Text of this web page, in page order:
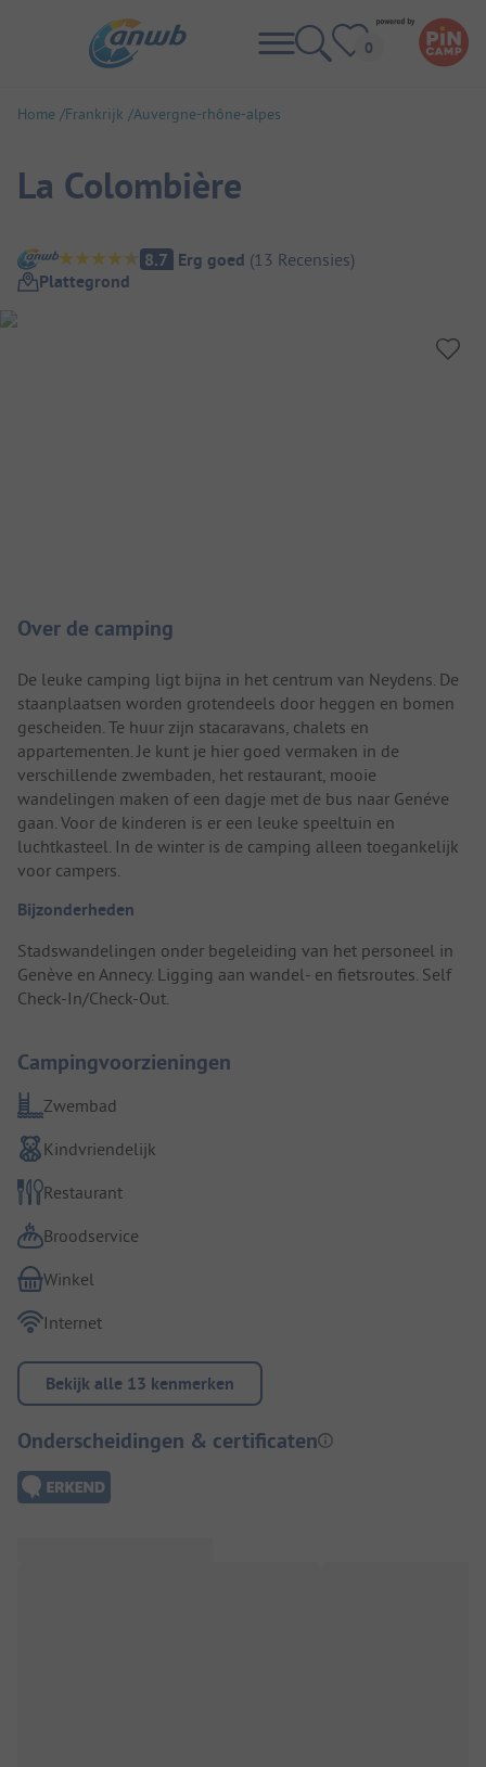
Home Frankrijk Auvergne-rhône-alpes
La Colombière
Camping overzicht
8.7 Erg goed (13 Recensies)
Plattegrond
Over de camping
De leuke camping ligt bijna in het centrum van Neydens. De
staanplaatsen worden grotendeels door heggen en bomen
gescheiden. Te huur zijn stacaravans, chalets en
appartementen. Je kunt je hier goed vermaken in de
verschillende zwembaden, het restaurant, mooie
wandelingen maken of een dagje met de bus naar Genéve
gaan. Voor de kinderen is er een leuke speeltuin en
luchtkasteel. In de winter is de camping alleen toegankelijk
voor campers.
Bijzonderheden
Stadswandelingen onder begeleiding van het personeel in
Genève en Annecy. Ligging aan wandel- en fietsroutes. Self
Check-In/Check-Out.
Campingvoorzieningen
Zwembad
Kindvriendelijk
Restaurant
Broodservice
Winkel
Internet
Bekijk alle 13 kenmerken
Onderscheidingen & certificaten